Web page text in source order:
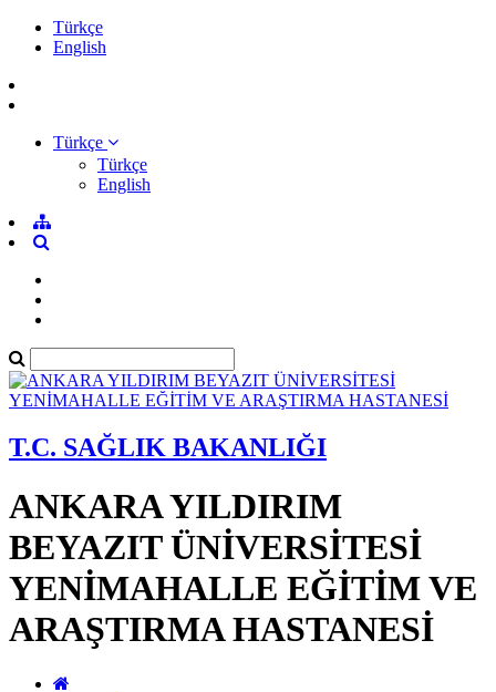
Türkçe
English
Türkçe
Türkçe
English
T.C. SAĞLIK BAKANLIĞI
ANKARA YILDIRIM
BEYAZIT ÜNİVERSİTESİ
YENİMAHALLE EĞİTİM VE
ARAŞTIRMA HASTANESİ